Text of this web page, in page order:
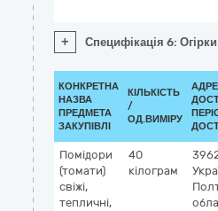
+ Специфікація 6:
КОНКРЕТНА
НАЗВА
ПРЕДМЕТА
ЗАКУПІВЛІ
КІЛЬКІСТЬ
/
ОД.ВИМІРУ
Помідори
(томати)
свіжі,
тепличні,
40
кілограм